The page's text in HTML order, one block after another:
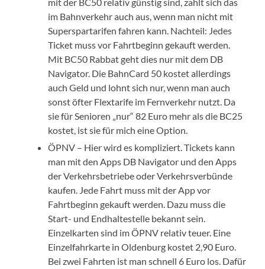
mit der BC50 relativ günstig sind, zahlt sich das
im Bahnverkehr auch aus, wenn man nicht mit
Superspartarifen fahren kann. Nachteil: Jedes
Ticket muss vor Fahrtbeginn gekauft werden.
Mit BC50 Rabbat geht dies nur mit dem DB
Navigator. Die BahnCard 50 kostet allerdings
auch Geld und lohnt sich nur, wenn man auch
sonst öfter Flextarife im Fernverkehr nutzt. Da
sie für Senioren „nur“ 82 Euro mehr als die BC25
kostet, ist sie für mich eine Option.
ÖPNV – Hier wird es kompliziert. Tickets kann
man mit den Apps DB Navigator und den Apps
der Verkehrsbetriebe oder Verkehrsverbünde
kaufen. Jede Fahrt muss mit der App vor
Fahrtbeginn gekauft werden. Dazu muss die
Start- und Endhaltestelle bekannt sein.
Einzelkarten sind im ÖPNV relativ teuer. Eine
Einzelfahrkarte in Oldenburg kostet 2,90 Euro.
Bei zwei Fahrten ist man schnell 6 Euro los. Dafür